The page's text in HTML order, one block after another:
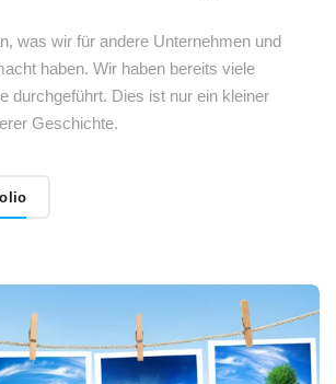
was wir für andere Unternehmen und
haben. Wir haben bereits viele
durchgeführt. Dies ist nur ein kleiner
Geschichte.